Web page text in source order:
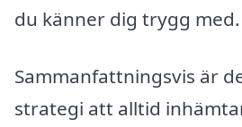
du känner dig trygg med.
Sammanfattningsvis är
strategi att alltid